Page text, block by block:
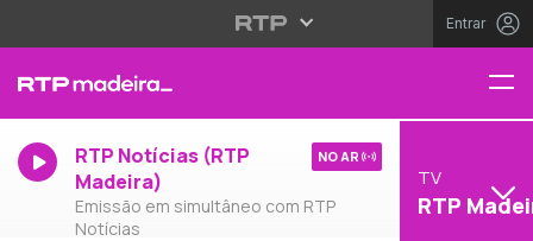
Entrar
RTP Notícias (RTP
Madeira)
Emissão em simultâneo com RTP
Notícias
NO AR
TV
RTP